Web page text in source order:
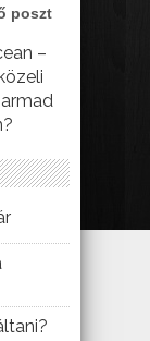
poszt
–